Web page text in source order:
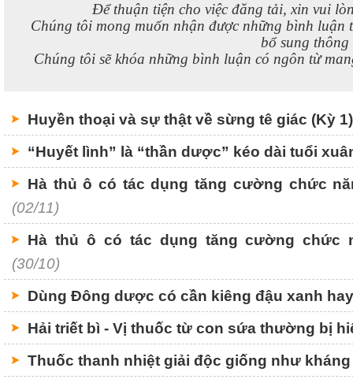
Để thuận tiện cho việc đăng tải, xin vui
Chúng tôi mong muốn nhận được những bình luận
bổ sung
Chúng tôi sẽ khóa những bình luận có ngôn từ
Huyền thoại và sự thật về sừng tê giác (Kỳ 1)
“Huyết lình” là “thần dược” kéo dài tuổi
Hà thủ ô có tác dụng tăng cường chức
(02/11)
Hà thủ ô có tác dụng tăng cường chức
(30/10)
Dùng Đông dược có cần kiêng đậu xanh
Hải triết bì - Vị thuốc từ con sứa thường bị
Thuốc thanh nhiệt giải độc giống như